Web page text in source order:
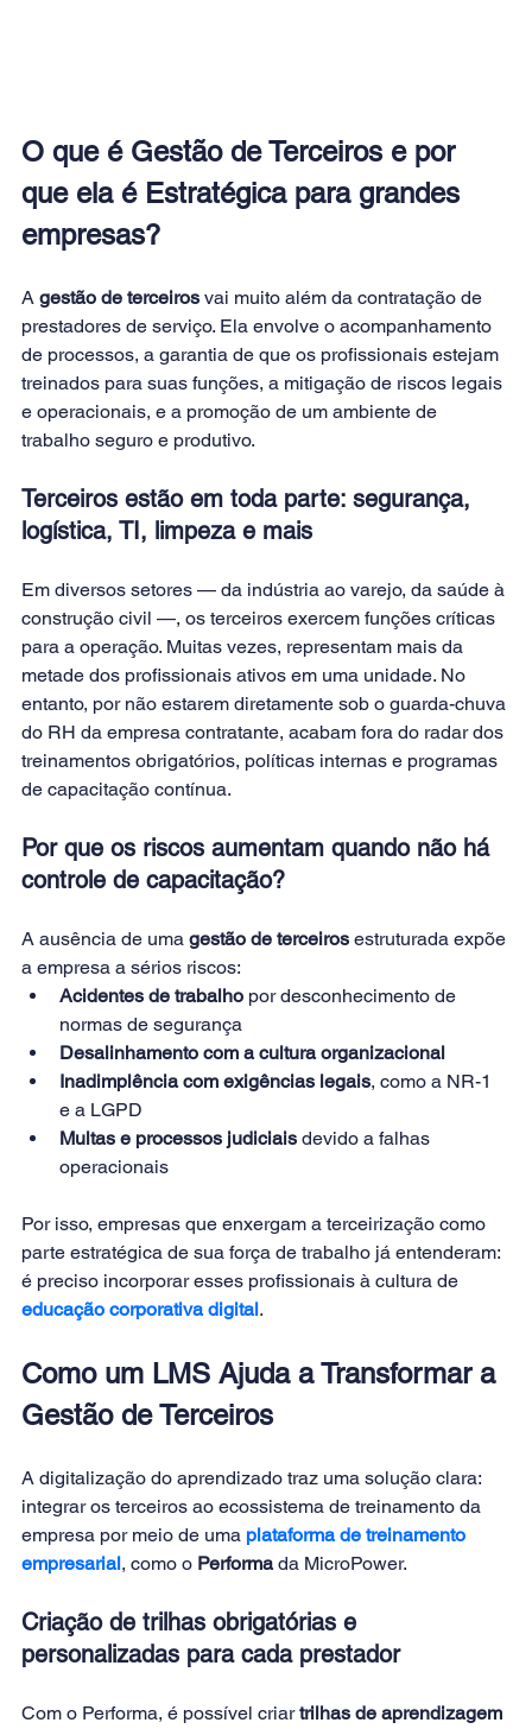
O que é Gestão de Terceiros e por
que ela é Estratégica para grandes
empresas?
A gestão de terceiros vai muito além da contratação de
prestadores de serviço. Ela envolve o acompanhamento
de processos, a garantia de que os profissionais estejam
treinados para suas funções, a mitigação de riscos legais
e operacionais, e a promoção de um ambiente de
trabalho seguro e produtivo.
Terceiros estão em toda parte: segurança,
logística, TI, limpeza e mais
Em diversos setores — da indústria ao varejo, da saúde à
construção civil —, os terceiros exercem funções críticas
para a operação. Muitas vezes, representam mais da
metade dos profissionais ativos em uma unidade. No
entanto, por não estarem diretamente sob o guarda-chuva
do RH da empresa contratante, acabam fora do radar dos
treinamentos obrigatórios, políticas internas e programas
de capacitação contínua.
Por que os riscos aumentam quando não há
controle de capacitação?
A ausência de uma gestão de terceiros estruturada expõe
a empresa a sérios riscos:
Acidentes de trabalho por desconhecimento de
normas de segurança
Desalinhamento com a cultura organizacional
Inadimplência com exigências legais, como a NR-1
e a LGPD
Multas e processos judiciais devido a falhas
operacionais
Por isso, empresas que enxergam a terceirização como
parte estratégica de sua força de trabalho já entenderam:
é preciso incorporar esses profissionais à cultura de
educação corporativa digital.
Como um LMS Ajuda a Transformar a
Gestão de Terceiros
A digitalização do aprendizado traz uma solução clara:
integrar os terceiros ao ecossistema de treinamento da
empresa por meio de uma plataforma de treinamento
empresarial, como o Performa da MicroPower.
Criação de trilhas obrigatórias e
personalizadas para cada prestador
Com o Performa, é possível criar trilhas de aprendizagem